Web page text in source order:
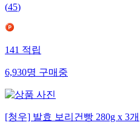
(45)
141적립
6,930명구매중
[청우] 발효 보리건빵 280g x 3개